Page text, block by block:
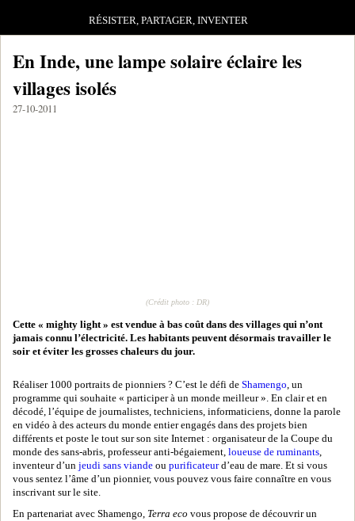
RÉSISTER, PARTAGER, INVENTER
En Inde, une lampe solaire éclaire les
villages isolés
27-10-2011
(Crédit photo : DR)
Cette « mighty light » est vendue à bas coût dans des villages qui n’ont
jamais connu l’électricité. Les habitants peuvent désormais travailler le
soir et éviter les grosses chaleurs du jour.
Réaliser 1000 portraits de pionniers ? C’est le défi de Shamengo, un
programme qui souhaite « participer à un monde meilleur ». En clair et en
décodé, l’équipe de journalistes, techniciens, informaticiens, donne la parole
en vidéo à des acteurs du monde entier engagés dans des projets bien
différents et poste le tout sur son site Internet : organisateur de la Coupe du
monde des sans-abris, professeur anti-bégaiement, loueuse de ruminants,
inventeur d’un jeudi sans viande ou purificateurd’eau de mare. Et si vous
vous sentez l’âme d’un pionnier, vous pouvez vous faire connaître en vous
inscrivant sur le site.
En partenariat avec Shamengo, Terra eco vous propose de découvrir un